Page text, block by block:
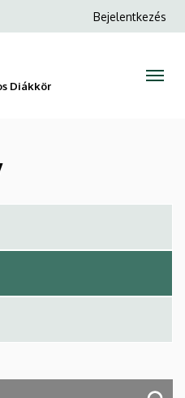
Anonim
Bejelentkezés
Diákkör